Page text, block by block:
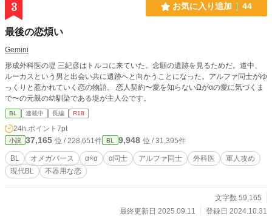
3 お気に入り追加 44
最後の恋煩い
Gemini
形成外科医の堤 三紀彦はトルコに来ていた。念願の遺跡を見るためだ。道中、
ルーカスという男と出会い共に遺跡へと向かうことになった。アルファ同士がゆ
っくりと惹かれていく恋の物語。 恋人契約〜愛を知らないΩがαの愛に気づくま
で〜の元親の幼馴染である堤が主人公です。
BL 連載中 長編 R18
24h.ポイント 7pt
小説 37,165 位 / 228,651件 BL 9,948 位 / 31,395件
BL オメガバース α×α α同士 アルファ同士 外科医
軍人攻め
現代BL
不器用な恋
文字数 59,165
最終更新日 2025.09.11
登録日 2024.10.31